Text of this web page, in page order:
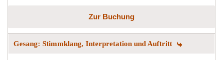
Zur Buchung
Gesang: Stimmklang, Interpretation und Auftritt